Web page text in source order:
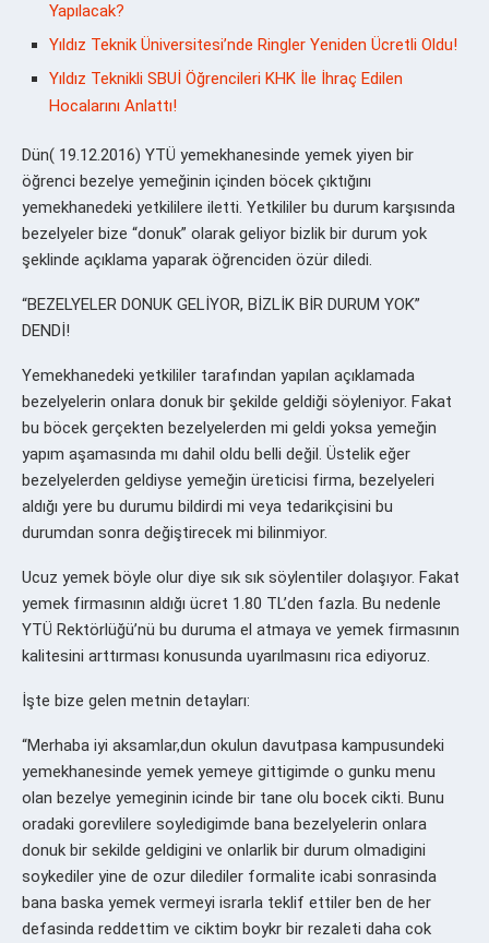
Yapılacak?
Yıldız Teknik Üniversitesi’nde Ringler Yeniden Ücretli Oldu!
Yıldız Teknikli SBUİ Öğrencileri KHK İle İhraç Edilen
Hocalarını Anlattı!
Dün( 19.12.2016) YTÜ yemekhanesinde yemek yiyen bir
öğrenci bezelye yemeğinin içinden böcek çıktığını
yemekhanedeki yetkililere iletti. Yetkililer bu durum karşısında
bezelyeler bize “donuk” olarak geliyor bizlik bir durum yok
şeklinde açıklama yaparak öğrenciden özür diledi.
“BEZELYELER DONUK GELİYOR, BİZLİK BİR DURUM YOK”
DENDİ!
Yemekhanedeki yetkililer tarafından yapılan açıklamada
bezelyelerin onlara donuk bir şekilde geldiği söyleniyor. Fakat
bu böcek gerçekten bezelyelerden mi geldi yoksa yemeğin
yapım aşamasında mı dahil oldu belli değil. Üstelik eğer
bezelyelerden geldiyse yemeğin üreticisi firma, bezelyeleri
aldığı yere bu durumu bildirdi mi veya tedarikçisini bu
durumdan sonra değiştirecek mi bilinmiyor.
Ucuz yemek böyle olur diye sık sık söylentiler dolaşıyor. Fakat
yemek firmasının aldığı ücret 1.80 TL’den fazla. Bu nedenle
YTÜ Rektörlüğü’nü bu duruma el atmaya ve yemek firmasının
kalitesini arttırması konusunda uyarılmasını rica ediyoruz.
İşte bize gelen metnin detayları:
“Merhaba iyi aksamlar,dun okulun davutpasa kampusundeki
yemekhanesinde yemek yemeye gittigimde o gunku menu
olan bezelye yemeginin icinde bir tane olu bocek cikti. Bunu
oradaki gorevlilere soyledigimde bana bezelyelerin onlara
donuk bir sekilde geldigini ve onlarlik bir durum olmadigini
soykediler yine de ozur dilediler formalite icabi sonrasinda
bana baska yemek vermeyi israrla teklif ettiler ben de her
defasinda reddettim ve ciktim boykr bir rezaleti daha cok